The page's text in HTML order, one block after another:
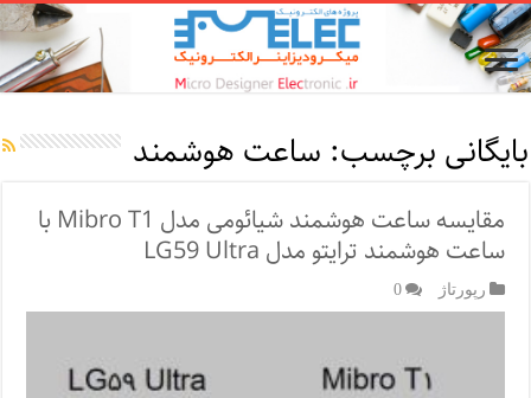
بایگانی برچسب: ساعت هوشمند
مقایسه ساعت هوشمند شیائومی مدل Mibro T1 با
ساعت هوشمند ترایتو مدل LG59 Ultra
رپورتاژ‌ 0